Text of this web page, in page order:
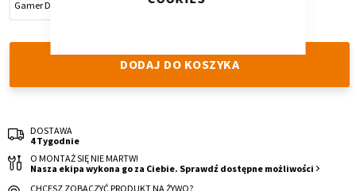
Gamer Dark Simple White
DODAJ DO KOSZYKA
DOSTAWA
4 Tygodnie
O MONTAŻ SIĘ NIE MARTW!
Nasza ekipa wykona go za Ciebie. Sprawdź dostępne możliwości
CHCESZ ZOBACZYĆ PRODUKT NA ŻYWO?